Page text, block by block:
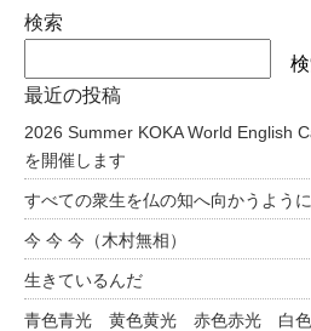
検索
最近の投稿
2026 Summer KOKA World English
を開催します
すべての衆生を仏の知へ向かうよう
今 今 今（木村無相）
生きているんだ
青色青光 黄色黄光 赤色赤光 白色